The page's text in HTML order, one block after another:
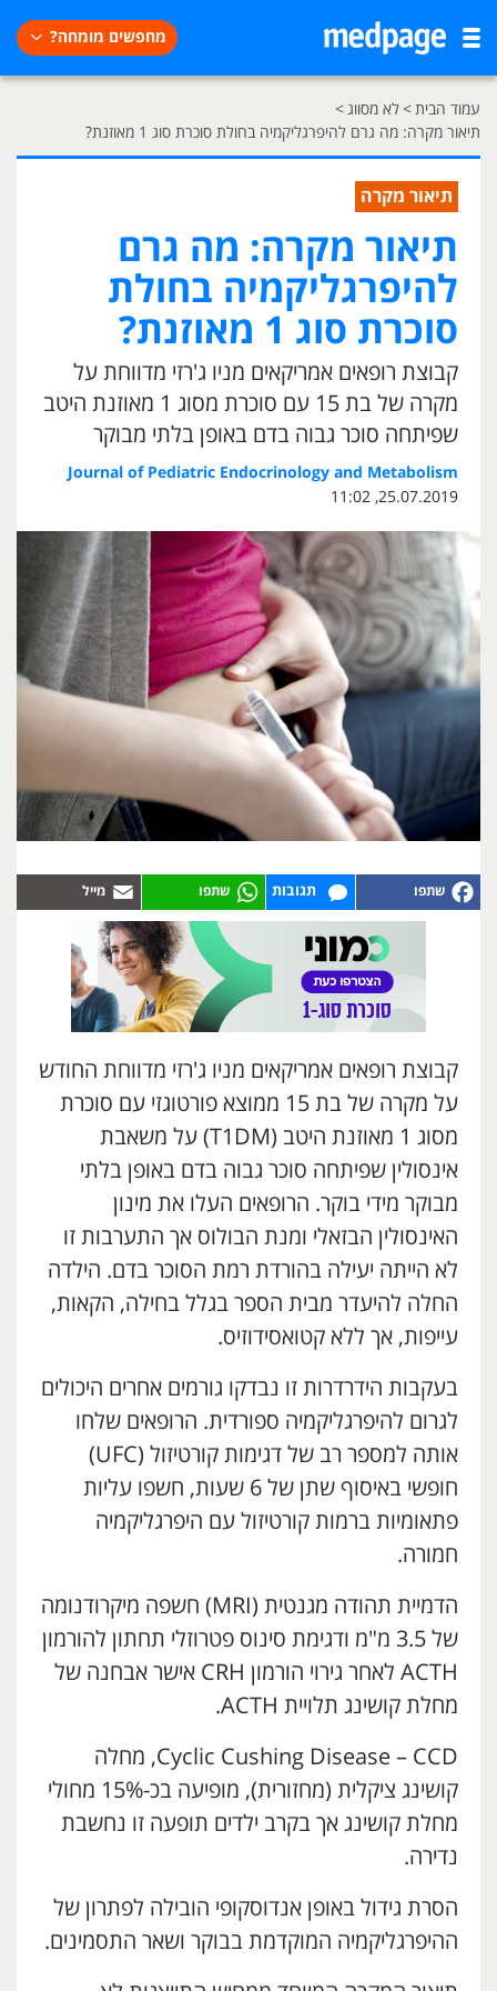
מחפשים מומחה?
עמוד הבית>לא מסווג>
תיאור מקרה: מה גרם להיפרגליקמיה בחולת סוכרת סוג 1 מאוזנת?
תיאור מקרה
תיאור מקרה: מה גרם
להיפרגליקמיה בחולת
סוכרת סוג 1 מאוזנת?
קבוצת רופאים אמריקאים מניו ג'רזי מדווחת על
מקרה של בת 15 עם סוכרת מסוג 1 מאוזנת היטב
שפיתחה סוכר גבוה בדם באופן בלתי מבוקר
Journal of Pediatric Endocrinology and Metabolism
25.07.2019, 11:02
תגובות
קבוצת רופאים אמריקאים מניו ג'רזי מדווחת החודש
על מקרה של בת 15 ממוצא פורטוגזי עם סוכרת
מסוג 1 מאוזנת היטב (T1DM) על משאבת
אינסולין שפיתחה סוכר גבוה בדם באופן בלתי
מבוקר מידי בוקר. הרופאים העלו את מינון
האינסולין הבזאלי ומנת הבולוס אך התערבות זו
לא הייתה יעילה בהורדת רמת הסוכר בדם. הילדה
החלה להיעדר מבית הספר בגלל בחילה, הקאות,
עייפות, אך ללא קטואסידוזיס.
בעקבות הידרדרות זו נבדקו גורמים אחרים היכולים
לגרום להיפרגליקמיה ספורדית. הרופאים שלחו
אותה למספר רב של דגימות קורטיזול (UFC)
חופשי באיסוף שתן של 6 שעות, חשפו עליות
פתאומיות ברמות קורטיזול עם היפרגליקמיה
חמורה.
הדמיית תהודה מגנטית (MRI) חשפה מיקרודנומה
של 3.5 מ"מ ודגימת סינוס פטרוזלי תחתון להורמון
ACTH לאחר גירוי הורמון CRH אישר אבחנה של
מחלת קושינג תלויית ACTH.
Cyclic Cushing Disease – CCD, מחלה
קושינג ציקלית (מחזורית), מופיעה בכ-15% מחולי
מחלת קושינג אך בקרב ילדים תופעה זו נחשבת
נדירה.
הסרת גידול באופן אנדוסקופי הובילה לפתרון של
ההיפרגליקמיה המוקדמת בבוקר ושאר התסמינים.